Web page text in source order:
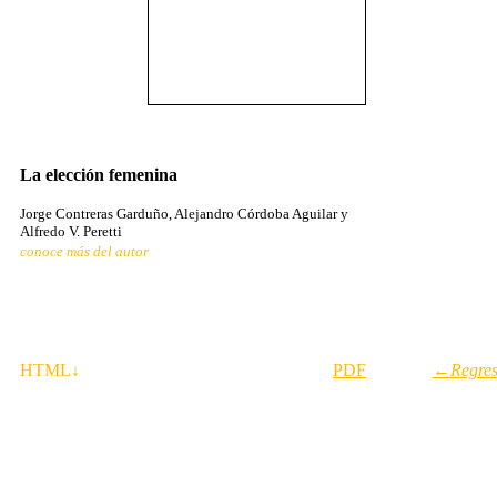
La elec­ción fe­me­ni­na
Jor­ge Con­tre­ras Gar­du­ño, Ale­jan­dro Cór­do­ba Agui­lar y
Al­fre­do V. Pe­ret­ti
conoce más del autor
HTML↓ PDF ←